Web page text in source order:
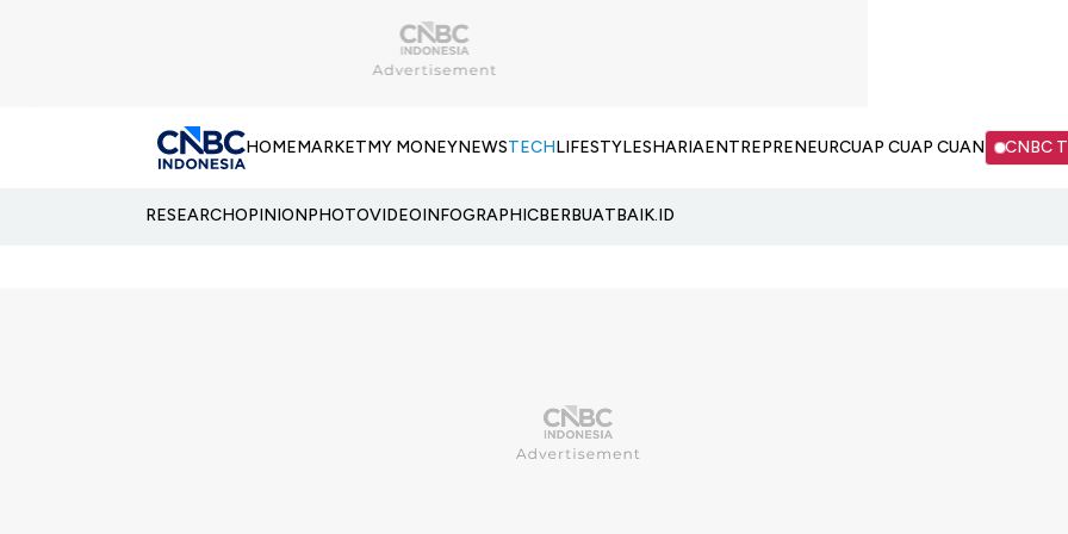
HOMEMARKETMY MONEYNEWSTECHLIFESTYLESHARIAENTREPRENEURCUAP CUAP CUAN CNBC
RESEARCHOPINIONPHOTOVIDEOINFOGRAPHICBERBUATBAIK.ID